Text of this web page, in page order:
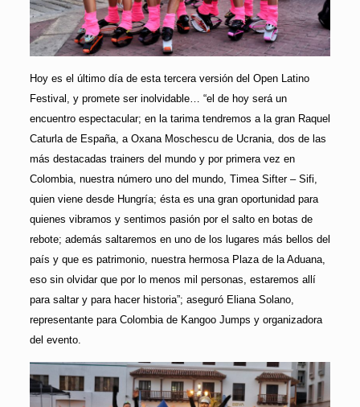
Hoy es el último día de esta tercera versión del Open Latino
Festival, y promete ser inolvidable… “el de hoy será un
encuentro espectacular; en la tarima tendremos a la gran Raquel
Caturla de España, a Oxana Moschescu de Ucrania, dos de las
más destacadas trainers del mundo y por primera vez en
Colombia, nuestra número uno del mundo, Timea Sifter – Sifi,
quien viene desde Hungría; ésta es una gran oportunidad para
quienes vibramos y sentimos pasión por el salto en botas de
rebote; además saltaremos en uno de los lugares más bellos del
país y que es patrimonio, nuestra hermosa Plaza de la Aduana,
eso sin olvidar que por lo menos mil personas, estaremos allí
para saltar y para hacer historia”; aseguró Eliana Solano,
representante para Colombia de Kangoo Jumps y organizadora
del evento.